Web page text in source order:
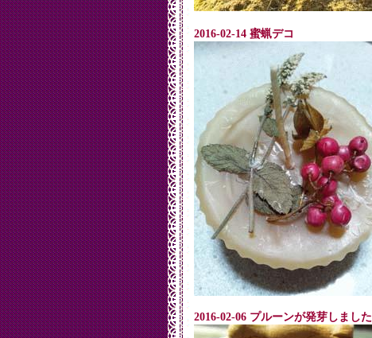
2016-02-14 蜜蝋デコ
2016-02-06 プルーンが発芽しました